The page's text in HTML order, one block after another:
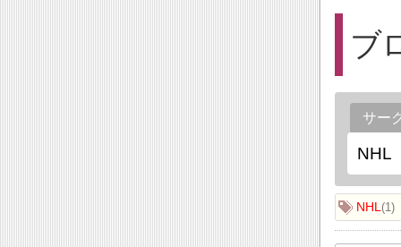
ブ
サー
NHL 1